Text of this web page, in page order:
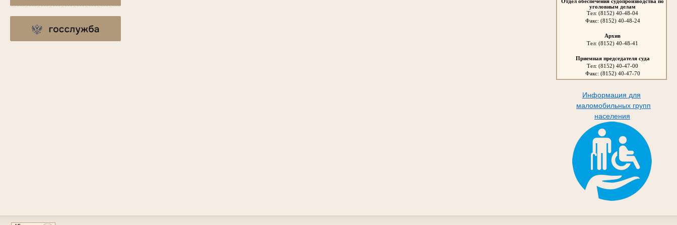
Отдел обеспечения судопроизводства по
уголовным делам
Тел: (8152) 40-48-04
Факс: (8152) 40-48-24
Архив
Тел: (8152) 40-48-41
Приемная председателя суда
Тел: (8152) 40-47-00
Факс: (8152) 40-47-70
Информация для
маломобильных групп
населения